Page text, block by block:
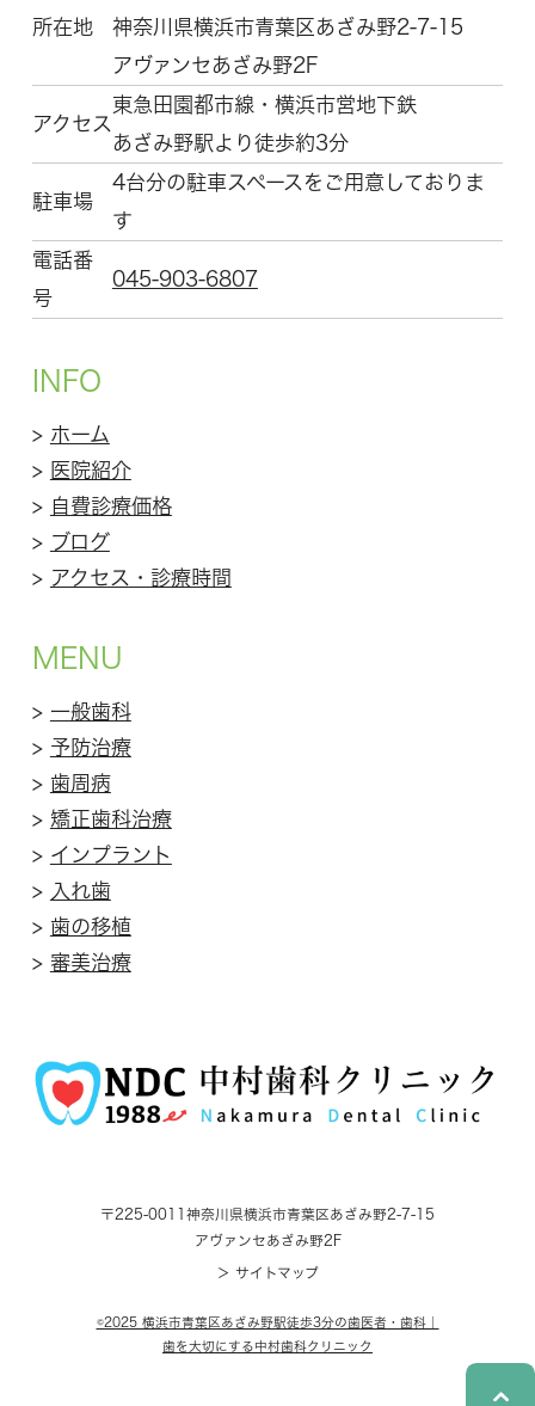
所在地
神奈川県横浜市青葉区 あざみ野2-7-15
アヴァンセあざみ野2F
アクセス
東急田園都市線・横浜市営地下鉄
あざみ野駅より徒歩約3分
駐車場
4台分の駐車スペースをご用意しておりま
す
電話番
号
045-903-6807
INFO
> ホーム
> 医院紹介
> 自費診療価格
> ブログ
> アクセス・診療時間
MENU
> 一般歯科
> 予防治療
> 歯周病
> 矯正歯科治療
> インプラント
> 入れ歯
> 歯の移植
> 審美治療
〒225-0011 神奈川県横浜市青葉区あざみ野2-7-15
アヴァンセあざみ野2F
＞ サイトマップ
©2025 横浜市青葉区あざみ野駅徒歩3分の歯医者・歯科｜
歯を大切にする中村歯科クリニック